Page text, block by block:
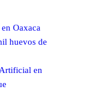
Oaxaca
huevos de
en